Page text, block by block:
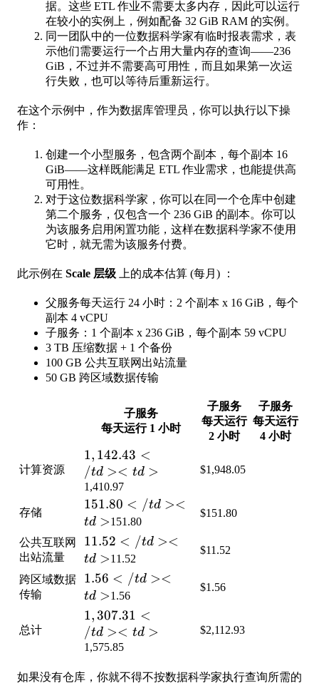
据。这些 ETL 作业不需要太多内存，因此可以运行
在较小的实例上，例如配备 32 GiB RAM 的实例。
同一团队中的一位数据科学家有临时报表需求，表
示他们需要运行一个占用大量内存的查询——236
GiB，不过并不需要高可用性，而且如果第一次运
行失败，也可以等待后重新运行。
在这个示例中，作为数据库管理员，你可以执行以下操
作：
创建一个小型服务，包含两个副本，每个副本 16
GiB——这样既能满足 ETL 作业需求，也能提供高
可用性。
对于这位数据科学家，你可以在同一个仓库中创建
第二个服务，仅包含一个 236 GiB 的副本。你可以
为该服务启用闲置功能，这样在数据科学家不使用
它时，就无需为该服务付费。
此示例在 Scale 层级 上的成本估算 (每月) ：
父服务每天运行 24 小时：2 个副本 x 16 GiB，每个
副本 4 vCPU
子服务：1 个副本 x 236 GiB，每个副本 59 vCPU
3 TB 压缩数据 + 1 个备份
100 GB 公共互联网出站流量
50 GB 跨区域数据传输
子服务
每天运行 1 小时
子服务
每天运行
2 小时
子服务
每天运行
4 小时
计算资源
1,142.43</td>
<td>
1, 142.43 <
/td >< td >
1,410.97
$1,948.05
存储
151.80</td>
<td>
151.80 < /td ><
td >151.80
$151.80
公共互联网
出站流量
11.52</td>
<td>
11.52 < /td ><
td >11.52
$11.52
跨区域数据
传输
1.56</td>
<td>
1.56 < /td ><
td >1.56
$1.56
总计
1,307.31</td>
<td>
1,307.31 <
/td >< td >
1,575.85
$2,112.93
如果没有仓库，你就不得不按数据科学家执行查询所需的